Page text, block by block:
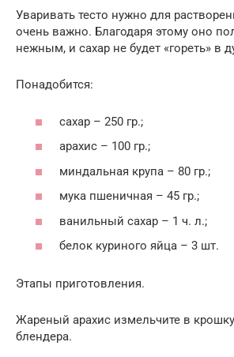
Уваривать тесто нужно для
очень важно. Благодаря этому оно
нежным, и сахар не будет «гореть» в
Понадобится:
сахар – 250 гр.;
арахис – 100 гр.;
миндальная крупа – 80 гр.;
мука пшеничная – 45 гр.;
ванильный сахар – 1 ч. л.;
белок куриного яйца – 3 шт.
Этапы приготовления.
Жареный арахис измельчите в
блендера.